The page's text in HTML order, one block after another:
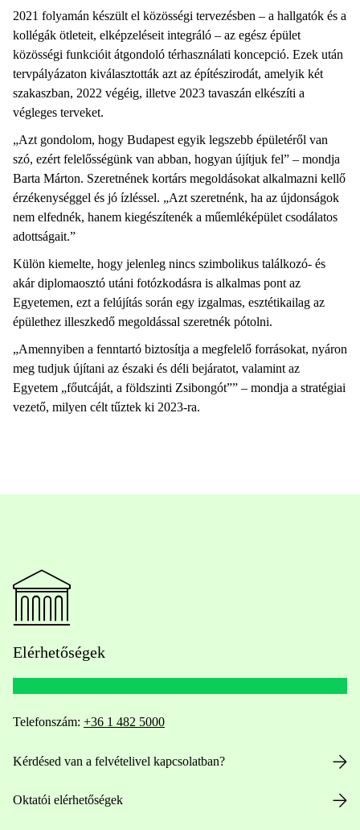
2021 folyamán készült el közösségi tervezésben – a hallgatók és a
kollégák ötleteit, elképzeléseit integráló – az egész épület
közösségi funkcióit átgondoló térhasználati koncepció. Ezek után
tervpályázaton kiválasztották azt az építészirodát, amelyik két
szakaszban, 2022 végéig, illetve 2023 tavaszán elkészíti a
végleges terveket.
„Azt gondolom, hogy Budapest egyik legszebb épületéről van
szó, ezért felelősségünk van abban, hogyan újítjuk fel” – mondja
Barta Márton. Szeretnének kortárs megoldásokat alkalmazni kellő
érzékenységgel és jó ízléssel. „Azt szeretnénk, ha az újdonságok
nem elfednék, hanem kiegészítenék a műemléképület csodálatos
adottságait.”
Külön kiemelte, hogy jelenleg nincs szimbolikus találkozó- és
akár diplomaosztó utáni fotózkodásra is alkalmas pont az
Egyetemen, ezt a felújítás során egy izgalmas, esztétikailag az
épülethez illeszkedő megoldással szeretnék pótolni.
„Amennyiben a fenntartó biztosítja a megfelelő forrásokat, nyáron
meg tudjuk újítani az északi és déli bejáratot, valamint az
Egyetem „főutcáját, a földszinti Zsibongót”” – mondja a stratégiai
vezető, milyen célt tűztek ki 2023-ra.
Elérhetőségek
Telefonszám: +36 1 482 5000
Kérdésed van a felvételivel kapcsolatban?
Oktatói elérhetőségek